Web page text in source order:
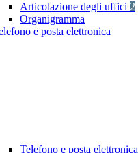
Articolazione degli uffici 2
Organigramma
e posta elettronica
Telefono e posta elettronica